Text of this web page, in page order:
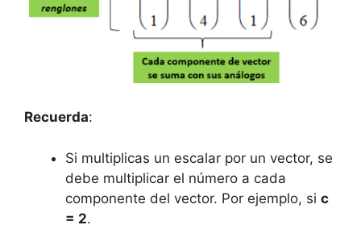
Recuerda:
Si multiplicas un escalar por un vector, se
debe multiplicar el número a cada
componente del vector. Por ejemplo, si c
= 2.